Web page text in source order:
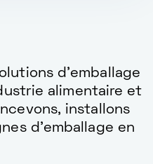
d'emballage
alimentaire et
installons
d'emballage en